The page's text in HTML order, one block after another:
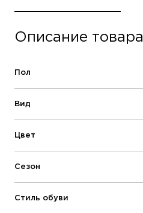
Описание товара
Пол
Вид
Цвет
Сезон
Стиль обуви